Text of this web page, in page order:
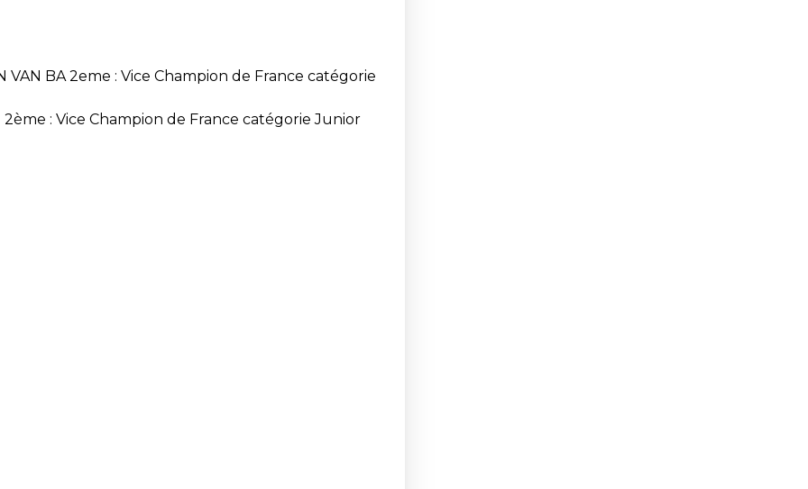
BA 2eme : Vice Champion de France catégorie
: Vice Champion de France catégorie Junior